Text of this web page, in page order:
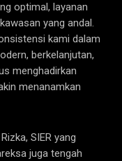
optimal, layanan
yang andal.
kami dalam
berkelanjutan,
menghadirkan
menanamkan
SIER yang
juga tengah